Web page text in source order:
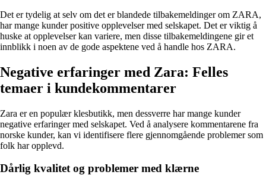
Det er tydelig at selv om det er blandede tilbakemeldinger om ZARA,
har mange kunder positive opplevelser med selskapet. Det er viktig å
huske at opplevelser kan variere, men disse tilbakemeldingene gir et
innblikk i noen av de gode aspektene ved å handle hos ZARA.
Negative erfaringer med Zara: Felles
temaer i kundekommentarer
Zara er en populær klesbutikk, men dessverre har mange kunder
negative erfaringer med selskapet. Ved å analysere kommentarene fra
norske kunder, kan vi identifisere flere gjennomgående problemer som
folk har opplevd.
Dårlig kvalitet og problemer med klærne